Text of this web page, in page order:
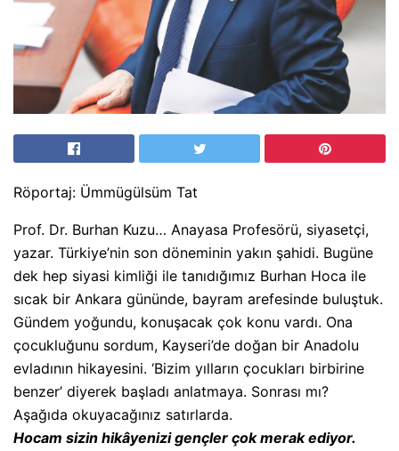
Röportaj: Ümmügülsüm Tat
Prof. Dr. Burhan Kuzu… Anayasa Profesörü, siyasetçi,
yazar. Türkiye’nin son döneminin yakın şahidi. Bugüne
dek hep siyasi kimliği ile tanıdığımız Burhan Hoca ile
sıcak bir Ankara gününde, bayram arefesinde buluştuk.
Gündem yoğundu, konuşacak çok konu vardı. Ona
çocukluğunu sordum, Kayseri’de doğan bir Anadolu
evladının hikayesini. ‘Bizim yılların çocukları birbirine
benzer’ diyerek başladı anlatmaya. Sonrası mı?
Aşağıda okuyacağınız satırlarda.
Hocam sizin hikâyenizi gençler çok merak ediyor.